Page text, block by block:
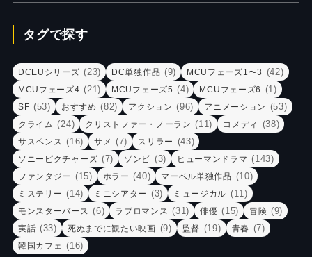
タグで探す
DCEUシリーズ (23) DC単独作品 (9) MCUフェーズ1〜3 (42)
MCUフェーズ4 (21) MCUフェーズ5 (4) MCUフェーズ6 (1)
SF (53) おすすめ (82) アクション (96) アニメーション (53)
クライム (24) クリストファー・ノーラン (11) コメディ (38)
サスペンス (16) サメ (7) スリラー (43)
ソニーピクチャーズ (7) ゾンビ (3) ヒューマンドラマ (143)
ファンタジー (15) ホラー (40) マーベル単独作品 (10)
ミステリー (14) ミニシアター (3) ミュージカル (11)
モンスターバース (6) ラブロマンス (31) 俳優 (15) 冒険 (9)
実話 (33) 死ぬまでに観たい映画 (9) 監督 (19) 青春 (7)
韓国カフェ (16)